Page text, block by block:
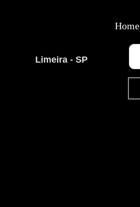
Limeira - SP
Home